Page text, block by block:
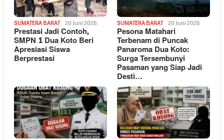
SUMATERA BARAT 20 Juni 2026
Prestasi Jadi Contoh,
SMPN 1 Dua Koto Beri
Apresiasi Siswa
Berprestasi
SUMATERA BARAT 20 Juni 2026
Pesona Matahari
Terbenam di Puncak
Panaroma Dua Koto:
Surga Tersembunyi
Pasaman yang Siap Jadi
Desti…